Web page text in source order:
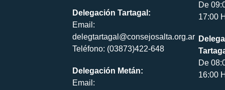
Delegación Tartagal:
Email:
delegtartagal@consejosalta.org.ar
Teléfono: (03873)422-648
Delegación Metán:
Email:
De
17:00
De
16:00